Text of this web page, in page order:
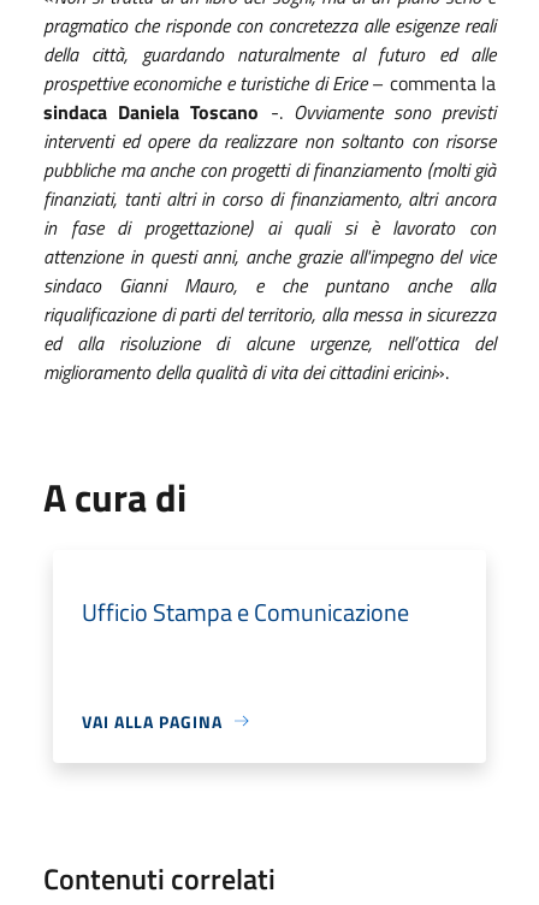
pragmatico che risponde con concretezza alle esigenze reali
della città, guardando naturalmente al futuro ed alle
prospettive economiche e turistiche di Erice– commenta la
sindaca Daniela Toscano -. Ovviamente sono previsti
interventi ed opere da realizzare non soltanto con risorse
pubbliche ma anche con progetti di finanziamento (molti già
finanziati, tanti altri in corso di finanziamento, altri ancora
in fase di progettazione) ai quali si è lavorato con
attenzione in questi anni, anche grazie all'impegno del vice
sindaco Gianni Mauro, e che puntano anche alla
riqualificazione di parti del territorio, alla messa in sicurezza
ed alla risoluzione di alcune urgenze, nell’ottica del
miglioramento della qualità di vita dei cittadini ericini».
A cura di
Ufficio Stampa e Comunicazione
VAI ALLA PAGINA
Contenuti correlati